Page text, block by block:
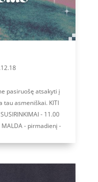
pasiruošę atsakyti į
tau asmeniškai. KITI
- 11.00
MALDA - pirmadienį -